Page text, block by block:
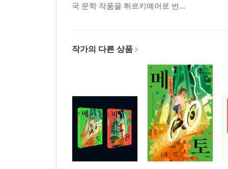
국 문학 작품을 튀르키예어로 번...
작가의 다른 상품